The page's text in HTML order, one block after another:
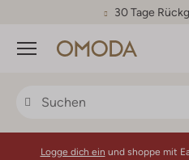
30 Tage
Menü
Logge dich ein und shoppe mit